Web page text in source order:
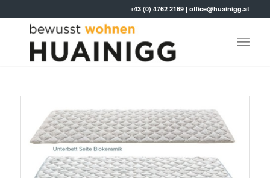
+43 (0) 4762 2169 |office@huainigg.at